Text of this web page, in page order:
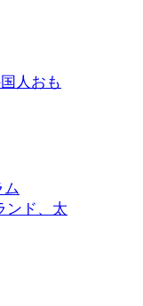
人おも
ム
ンド、太